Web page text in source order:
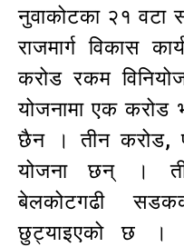
नुवाकोटका २१
राजमार्ग विकास
करोड रकम
योजनामा एक करोड
छैन । तीन करोड,
योजना छन् ।
बेलकोटगढी
छुट्याइएको छ ।